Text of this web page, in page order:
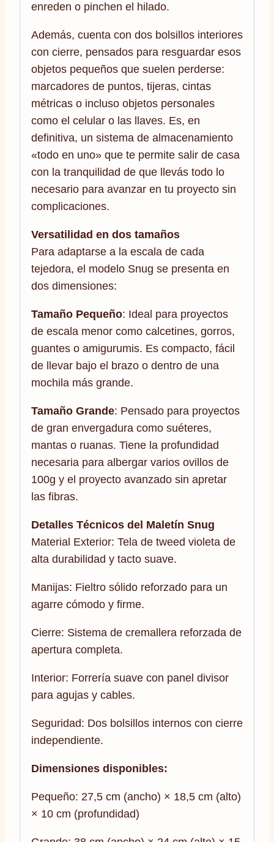
enreden o pinchen el hilado.
Además, cuenta con dos bolsillos interiores
con cierre, pensados para resguardar esos
objetos pequeños que suelen perderse:
marcadores de puntos, tijeras, cintas
métricas o incluso objetos personales
como el celular o las llaves. Es, en
definitiva, un sistema de almacenamiento
«todo en uno» que te permite salir de casa
con la tranquilidad de que llevás todo lo
necesario para avanzar en tu proyecto sin
complicaciones.
Versatilidad en dos tamaños
Para adaptarse a la escala de cada
tejedora, el modelo Snug se presenta en
dos dimensiones:
Tamaño Pequeño: Ideal para proyectos
de escala menor como calcetines, gorros,
guantes o amigurumis. Es compacto, fácil
de llevar bajo el brazo o dentro de una
mochila más grande.
Tamaño Grande: Pensado para proyectos
de gran envergadura como suéteres,
mantas o ruanas. Tiene la profundidad
necesaria para albergar varios ovillos de
100g y el proyecto avanzado sin apretar
las fibras.
Detalles Técnicos del Maletín Snug
Material Exterior: Tela de tweed violeta de
alta durabilidad y tacto suave.
Manijas: Fieltro sólido reforzado para un
agarre cómodo y firme.
Cierre: Sistema de cremallera reforzada de
apertura completa.
Interior: Forrería suave con panel divisor
para agujas y cables.
Seguridad: Dos bolsillos internos con cierre
independiente.
Dimensiones disponibles:
Pequeño: 27,5 cm (ancho) × 18,5 cm (alto)
× 10 cm (profundidad)